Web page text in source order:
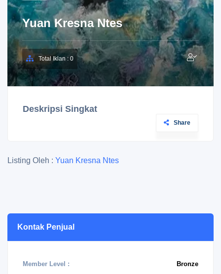
Yuan Kresna Ntes
Total Iklan : 0
Deskripsi Singkat
Share
Listing Oleh : Yuan Kresna Ntes
Kontak Penjual
Member Level : Bronze